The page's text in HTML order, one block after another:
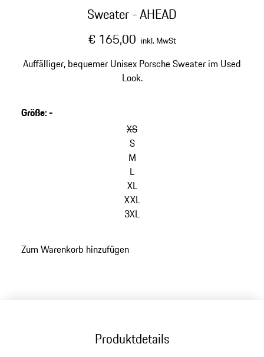
Sweater - AHEAD
€ 165,00 inkl. MwSt
Auffälliger, bequemer Unisex Porsche Sweater im Used
Look.
Größe:-
XS
S
M
L
XL
XXL
3XL
zu
Zum Warenkorb hinzufügen
Produktdetails